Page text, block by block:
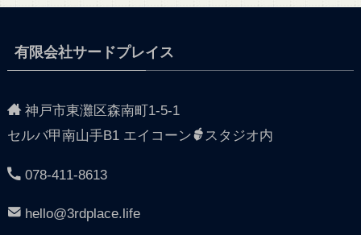
有限会社サードプレイス
神戸市東灘区森南町1-5-1
セルバ甲南山手B1 エイコーン
スタジオ内
078-411-8613
hello@3rdplace.life